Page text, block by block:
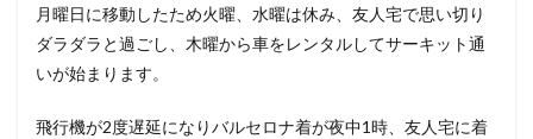
月曜日に移動したため火曜、水曜は休み、友人宅で思い切り
ダラダラと過ごし、木曜から車をレンタルしてサーキット通
いが始まります。
飛行機が2度遅延になりバルセロナ着が夜中1時、友人宅に着